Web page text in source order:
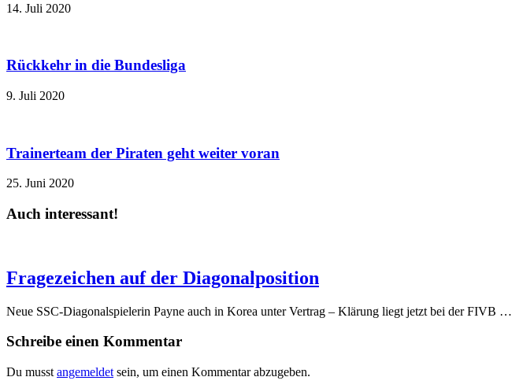
14. Juli 2020
Rückkehr in die Bundesliga
9. Juli 2020
Trainerteam der Piraten geht weiter voran
25. Juni 2020
Auch interessant!
Fragezeichen auf der Diagonalposition
Neue SSC-Diagonalspielerin Payne auch in Korea unter Vertrag – Klärung liegt jetzt bei der FIVB …
Schreibe einen Kommentar
Du musst angemeldet sein, um einen Kommentar abzugeben.